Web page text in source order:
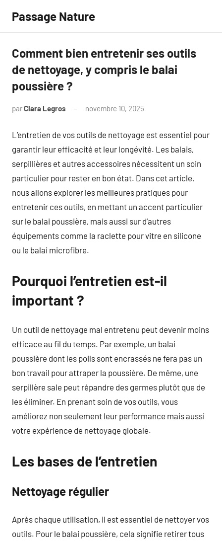
contenu
Passage Nature
Comment bien entretenir ses outils
de nettoyage, y compris le balai
poussière ?
parClara Legros novembre 10, 2025
L’entretien de vos outils de nettoyage est essentiel pour
garantir leur efficacité et leur longévité. Les balais,
serpillières et autres accessoires nécessitent un soin
particulier pour rester en bon état. Dans cet article,
nous allons explorer les meilleures pratiques pour
entretenir ces outils, en mettant un accent particulier
sur le balai poussière, mais aussi sur d’autres
équipements comme la raclette pour vitre en silicone
ou le balai microfibre.
Pourquoi l’entretien est-il
important ?
Un outil de nettoyage mal entretenu peut devenir moins
efficace au fil du temps. Par exemple, un balai
poussière dont les poils sont encrassés ne fera pas un
bon travail pour attraper la poussière. De même, une
serpillère sale peut répandre des germes plutôt que de
les éliminer. En prenant soin de vos outils, vous
améliorez non seulement leur performance mais aussi
votre expérience de nettoyage globale.
Les bases de l’entretien
Nettoyage régulier
Après chaque utilisation, il est essentiel de nettoyer vos
outils. Pour le balai poussière, cela signifie retirer tous